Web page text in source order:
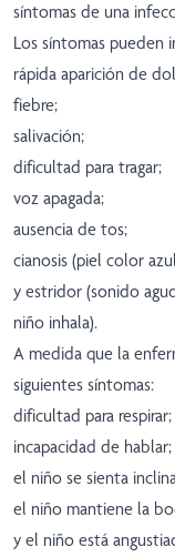
síntomas de una
Los síntomas pueden
rápida aparición de
fiebre;
salivación;
dificultad para tragar;
voz apagada;
ausencia de tos;
cianosis (piel color
y estridor (sonido
niño inhala).
A medida que la
siguientes síntomas:
dificultad para respirar;
incapacidad de hablar;
el niño se sienta
el niño mantiene la
y el niño está